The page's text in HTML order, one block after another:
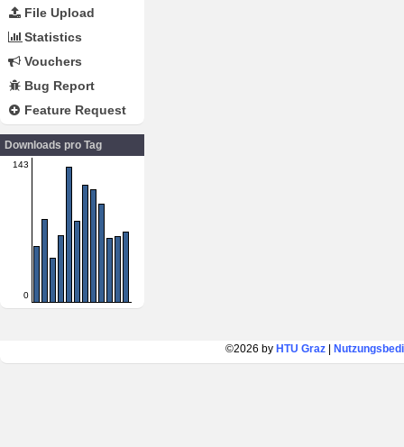
File Upload
Statistics
Vouchers
Bug Report
Feature Request
Downloads pro Tag
143
0
©2026 by HTU Graz|